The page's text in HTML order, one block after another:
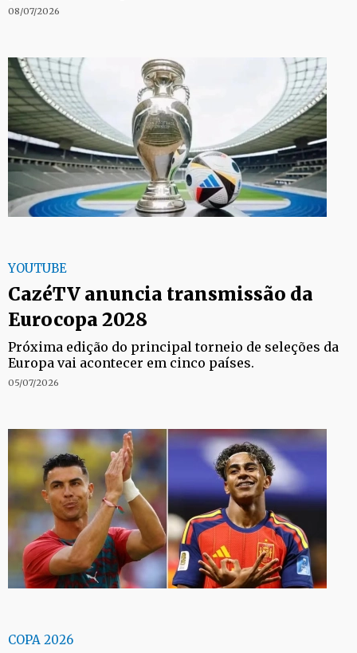
08/07/2026
YOUTUBE
CazéTV anuncia transmissão da
Eurocopa 2028
Próxima edição do principal torneio de seleções da
Europa vai acontecer em cinco países.
05/07/2026
COPA 2026